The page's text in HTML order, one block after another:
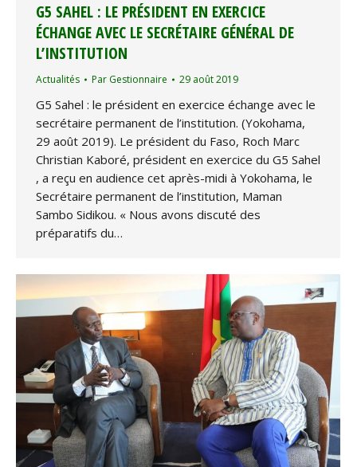
G5 SAHEL : LE PRÉSIDENT EN EXERCICE
ÉCHANGE AVEC LE SECRÉTAIRE GÉNÉRAL DE
L’INSTITUTION
Actualités Par Gestionnaire 29 août 2019
G5 Sahel : le président en exercice échange avec le
secrétaire permanent de l’institution. (Yokohama,
29 août 2019). Le président du Faso, Roch Marc
Christian Kaboré, président en exercice du G5 Sahel
, a reçu en audience cet après-midi à Yokohama, le
Secrétaire permanent de l’institution, Maman
Sambo Sidikou. « Nous avons discuté des
préparatifs du…